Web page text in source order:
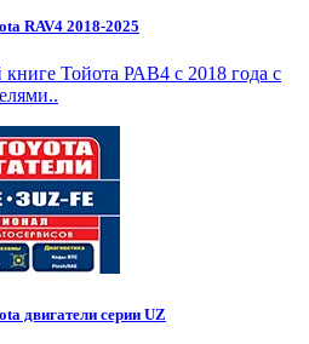
RAV4 2018-2025
Тойота РАВ4 с 2018 года с
двигатели серии UZ